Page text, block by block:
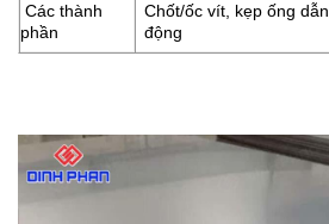
Các thành
phần
Chốt/ốc vít, kẹp ống dẫn
động